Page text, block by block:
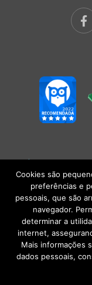
POLÍTICA DE
GERAIS DE VENDA|
Cookies são
preferências e
pessoais, que são
navegador.
determinar a
internet,
Mais informações
dados pessoais,